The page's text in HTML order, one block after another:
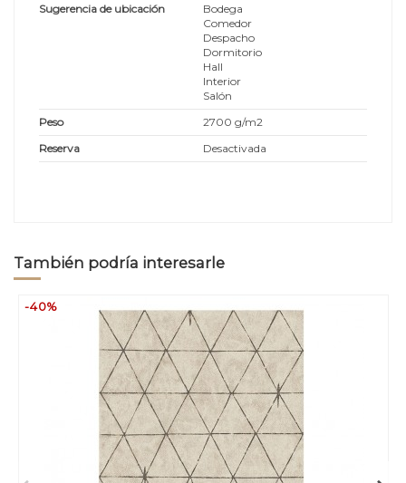
Sugerencia de ubicación
Bodega
Comedor
Despacho
Dormitorio
Hall
Interior
Salón
Peso
2700 g/m2
Reserva
Desactivada
También podría interesarle
-40%